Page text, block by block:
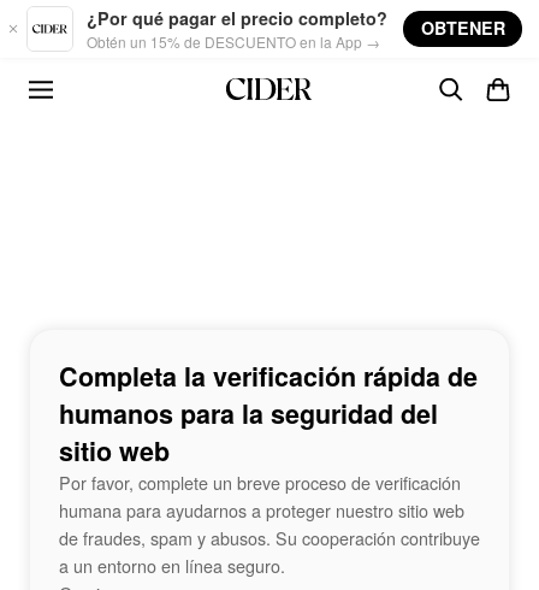
Skip to main content
¿Por qué pagar el precio completo?
Obtén un 15% de DESCUENTO en la App →
OBTENER
Completa la verificación rápida de
humanos para la seguridad del
sitio web
Por favor, complete un breve proceso de verificación
humana para ayudarnos a proteger nuestro sitio web
de fraudes, spam y abusos. Su cooperación contribuye
a un entorno en línea seguro.